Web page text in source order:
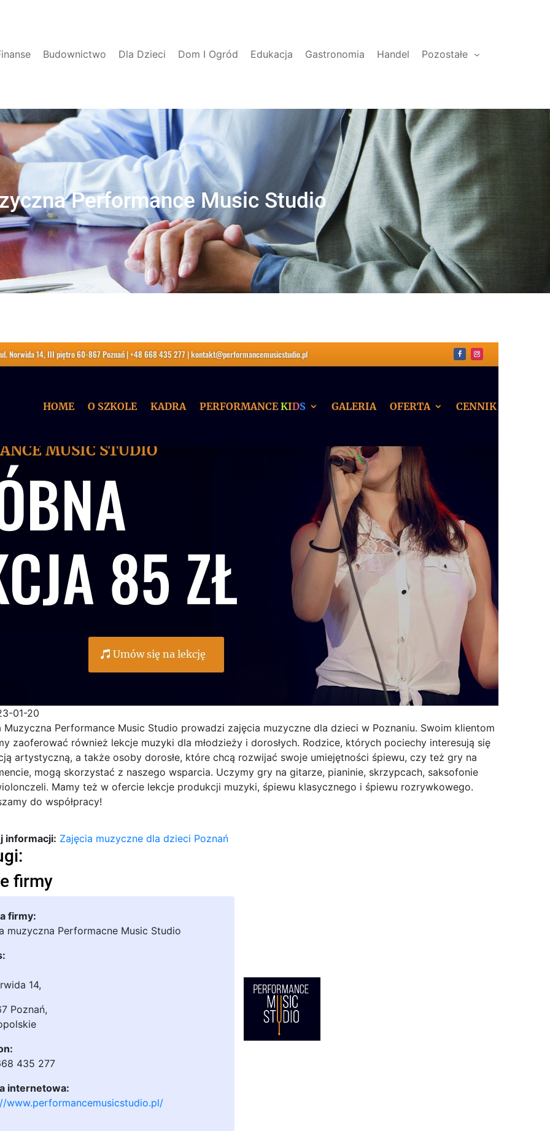
Budownictwo Dla Dzieci Dom I Ogród Edukacja Gastronomia Handel Pozostałe
Performance Music Studio
01-20
Muzyczna Performance Music Studio prowadzi zajęcia muzyczne dla dzieci w Poznaniu. Swoim klientom
zaoferować również lekcje muzyki dla młodzieży i dorosłych. Rodzice, których pociechy interesują się
artystyczną, a także osoby dorosłe, które chcą rozwijać swoje umiejętności śpiewu, czy też gry na
mogą skorzystać z naszego wsparcia. Uczymy gry na gitarze, pianinie, skrzypcach, saksofonie
Mamy też w ofercie lekcje produkcji muzyki, śpiewu klasycznego i śpiewu rozrywkowego.
do współpracy!
informacji: Zajęcia muzyczne dla dzieci Poznań
firmy
firmy:
muzyczna Performacne Music Studio
14,
Poznań,
435 277
internetowa:
www.performancemusicstudio.pl/